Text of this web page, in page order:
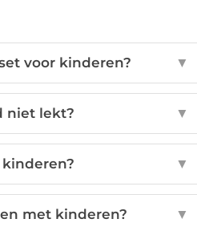
voor kinderen? ▼
niet lekt? ▼
▼
met kinderen? ▼